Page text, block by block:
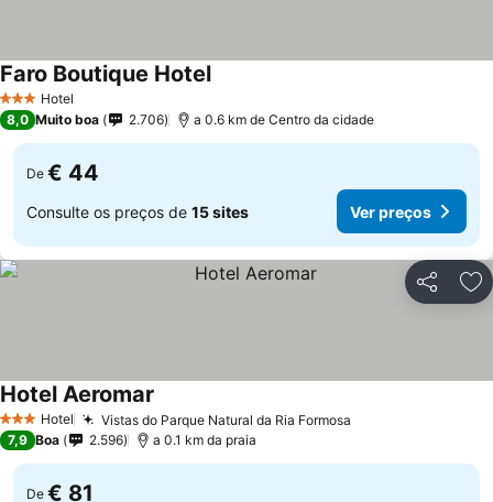
3 EstrelasHotel
Faro Boutique Hotel
8,0 Muito boa 2.706 a 0.6 km de Centro da cidade
De € 44
Consulte os preços de 15 sites Ver preços
Partilhar
3 EstrelasHotel Vistas do Parque Natural da Ria Formosa
Hotel Aeromar
7,9 Boa 2.596 a 0.1 km da praia
De € 81